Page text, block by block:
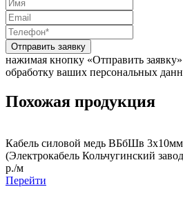
Отправить заявку
нажимая кнопку «Отправить заявку»
обработку ваших персональных
Похожая продукция
Кабель силовой медь ВБбШв
(Электрокабель Кольчугинский
р./м
Перейти